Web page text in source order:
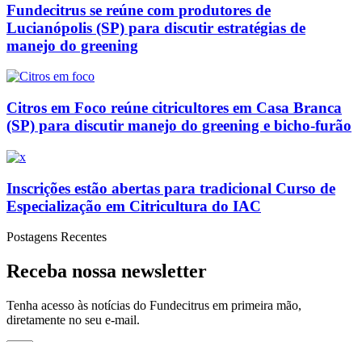
Fundecitrus se reúne com produtores de
Lucianópolis (SP) para discutir estratégias de
manejo do greening
Citros em Foco reúne citricultores em Casa Branca
(SP) para discutir manejo do greening e bicho-furão
Inscrições estão abertas para tradicional Curso de
Especialização em Citricultura do IAC
Postagens Recentes
Receba nossa newsletter
Tenha acesso às notícias do Fundecitrus em primeira mão,
diretamente no seu e-mail.